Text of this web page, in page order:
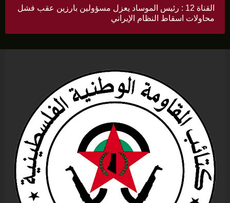
القناة 12 : رئيس الموساد يعزل مسؤولين بارزين عقب فشل
محاولات اسقاط النظام الإيراني